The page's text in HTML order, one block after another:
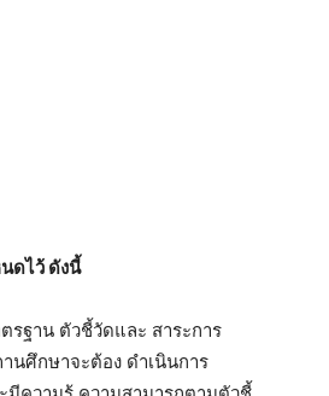
ดไว้ ดังนี้
ฐาน ตัวชี้วัดและ สาระการ
นศึกษาจะต้อง ดําเนินการ